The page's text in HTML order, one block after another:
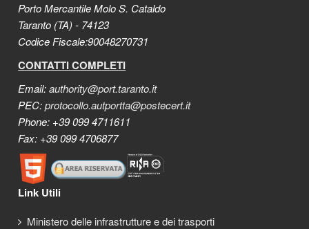
Porto Mercantile Molo S. Cataldo
Taranto (TA) - 74123
Codice Fiscale:90048270731
CONTATTI COMPLETI
Email:authority@port.taranto.it
PEC:protocollo.autportta@postecert.it
Phone: +39 099 4711611
Fax: +39 099 4706877
Link Utili
Ministero delle infrastrutture e dei trasporti